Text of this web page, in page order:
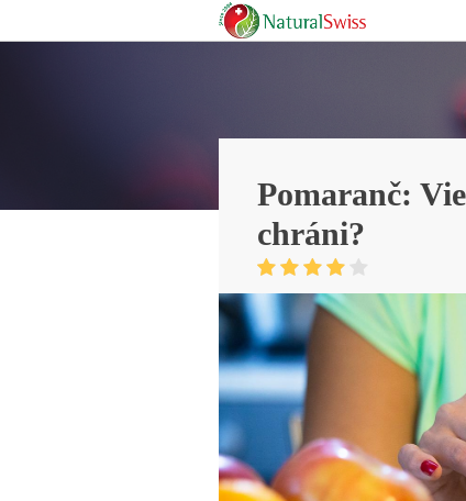
Pomaranč:
chráni?